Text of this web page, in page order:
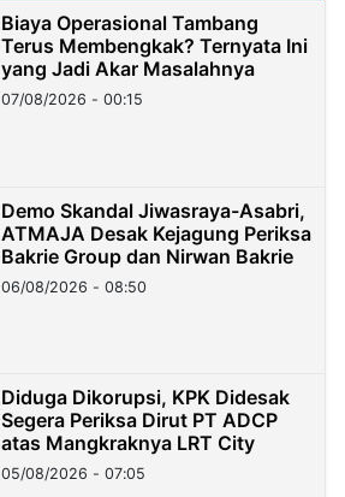
Biaya Operasional Tambang
Terus Membengkak? Ternyata Ini
yang Jadi Akar Masalahnya
07/08/2026 - 00:15
Demo Skandal Jiwasraya-Asabri,
ATMAJA Desak Kejagung Periksa
Bakrie Group dan Nirwan Bakrie
06/08/2026 - 08:50
Diduga Dikorupsi, KPK Didesak
Segera Periksa Dirut PT ADCP
atas Mangkraknya LRT City
05/08/2026 - 07:05